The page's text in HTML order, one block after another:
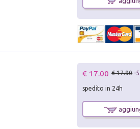
€ 17.00 € 17.90 -
spedito in 24h